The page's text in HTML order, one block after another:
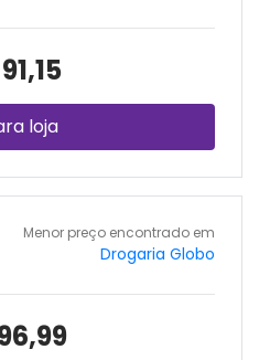
loja
Menor preço encontrado em
Drogaria Globo